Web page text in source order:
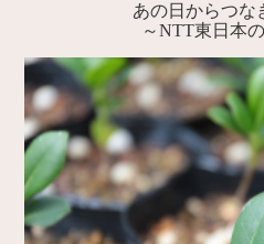
あの日からつな
～NTT東日本